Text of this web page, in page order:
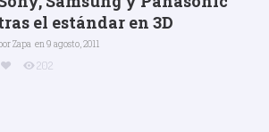
el estándar en 3D
Zapa en 9 agosto, 2011
202